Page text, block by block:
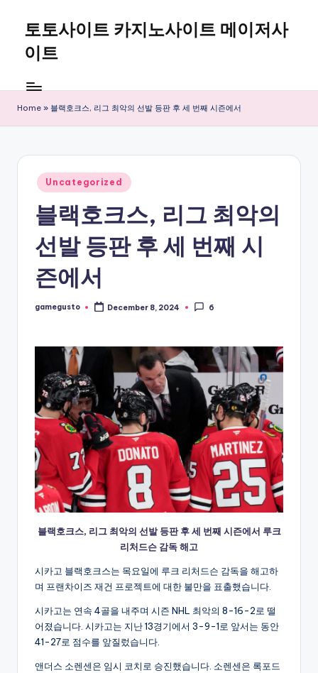
content
토토사이트 카지노사이트 메이저사
이트
Home » 블랙호크스, 리그 최악의 선발 등판 후 세 번째 시즌에서
Posted
in
Uncategorized
블랙호크스, 리그 최악의
선발 등판 후 세 번째 시
즌에서
Posted
gamegusto December 8, 2024 6
블랙호크스, 리그 최악의 선발 등판 후 세 번째 시즌에서 루크
리처드슨 감독 해고
시카고 블랙호크스는 목요일에 루크 리처드슨 감독을 해고하
며 프랜차이즈 재건 프로젝트에 대한 불만을 표출했습니다.
시카고는 연속 4골을 내주며 시즌 NHL 최악의 8-16-2로 떨
어졌습니다. 시카고는 지난 13경기에서 3-9-1로 앞서는 동안
41-27로 점수를 앞질렀습니다.
앤더스 소렌센은 임시 코치로 승진했습니다. 소렌센은 록포드